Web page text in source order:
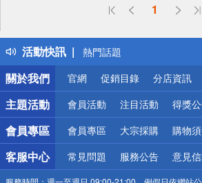
1
活動快訊
偏遠地區配送
得獎公告
熱門話題
銀行優惠
偏遠地區配送
詐騙網頁！請小心！
關於我們
官網 促銷目錄 分店資訊
主題活動 會員活動 注目活動 得獎
會員專區 會員專區 大宗採購 購物
客服中心 常見問題 服務公告 意見